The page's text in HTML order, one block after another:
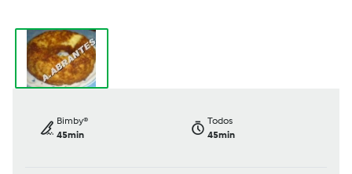
Bimby®
45min
Todos
45min